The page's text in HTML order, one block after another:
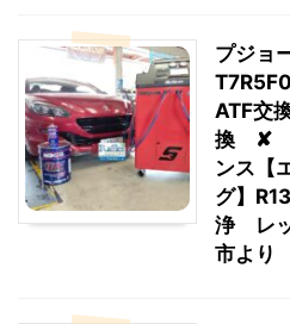
プジョ
ATF交
換 ✘
ンス【
グ】
浄 レ
市より